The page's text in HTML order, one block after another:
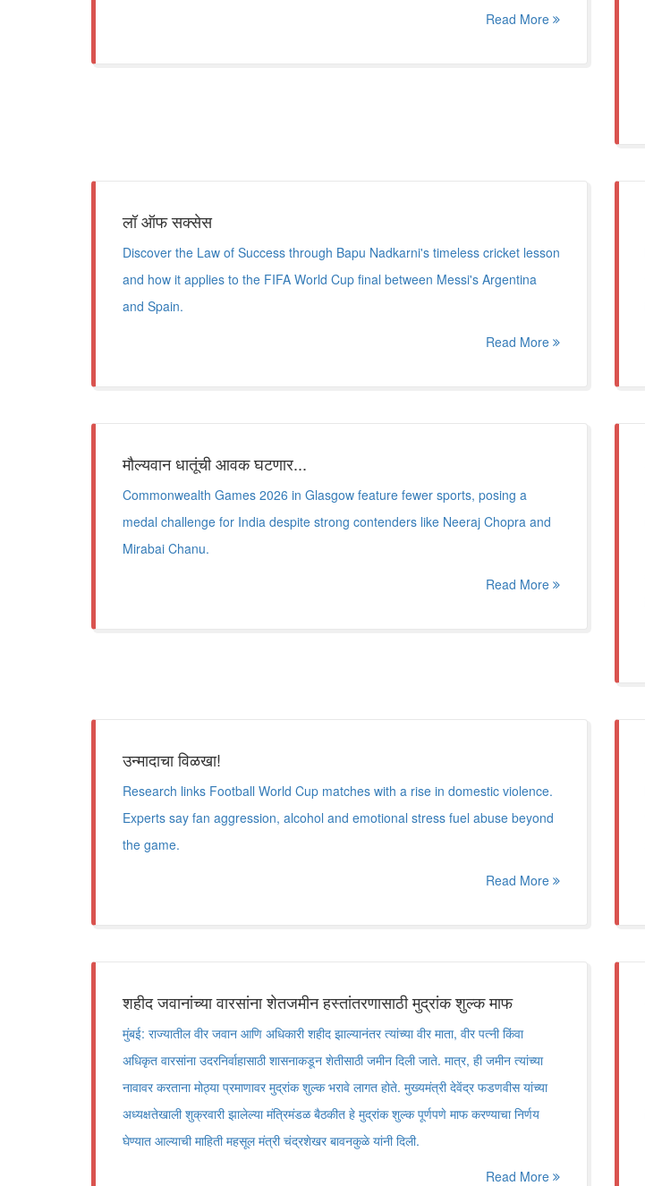
Read More
लॉ ऑफ सक्सेस
Discover the Law of Success through Bapu Nadkarni's timeless cricket lesson
and how it applies to the FIFA World Cup final between Messi's Argentina
and Spain.
Read More
मौल्यवान धातूंची आवक घटणार...
Commonwealth Games 2026 in Glasgow feature fewer sports, posing a
medal challenge for India despite strong contenders like Neeraj Chopra and
Mirabai Chanu.
Read More
उन्मादाचा विळखा!
Research links Football World Cup matches with a rise in domestic violence.
Experts say fan aggression, alcohol and emotional stress fuel abuse beyond
the game.
Read More
शहीद जवानांच्या वारसांना शेतजमीन हस्तांतरणासाठी मुद्रांक शुल्क माफ
मुंबई: राज्यातील वीर जवान आणि अधिकारी शहीद झाल्यानंतर त्यांच्या वीर माता, वीर पत्नी किंवा
अधिकृत वारसांना उदरनिर्वाहासाठी शासनाकडून शेतीसाठी जमीन दिली जाते. मात्र, ही जमीन त्यांच्या
नावावर करताना मोठ्या प्रमाणावर मुद्रांक शुल्क भरावे लागत होते. मुख्यमंत्री देवेंद्र फडणवीस यांच्या
अध्यक्षतेखाली शुक्रवारी झालेल्या मंत्रिमंडळ बैठकीत हे मुद्रांक शुल्क पूर्णपणे माफ करण्याचा निर्णय
घेण्यात आल्याची माहिती महसूल मंत्री चंद्रशेखर बावनकुळे यांनी दिली.
Read More